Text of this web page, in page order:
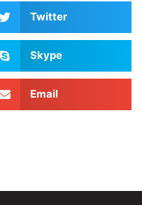
Twitter
Skype
Email